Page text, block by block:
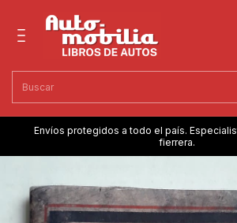
Envíos protegidos a todo el país.
fierrera.